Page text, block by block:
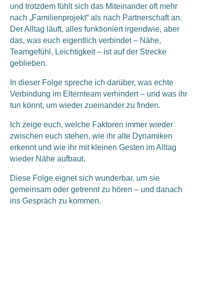
und trotzdem fühlt sich das Miteinander oft mehr
nach „Familienprojekt“ als nach Partnerschaft an.
Der Alltag läuft, alles funktioniert irgendwie, aber
das, was euch eigentlich verbindet – Nähe,
Teamgefühl, Leichtigkeit – ist auf der Strecke
geblieben.
In dieser Folge spreche ich darüber, was echte
Verbindung im Elternteam verhindert – und was ihr
tun könnt, um wieder zueinander zu finden.
Ich zeige euch, welche Faktoren immer wieder
zwischen euch stehen, wie ihr alte Dynamiken
erkennt und wie ihr mit kleinen Gesten im Alltag
wieder Nähe aufbaut.
Diese Folge eignet sich wunderbar, um sie
gemeinsam oder getrennt zu hören – und danach
ins Gespräch zu kommen.